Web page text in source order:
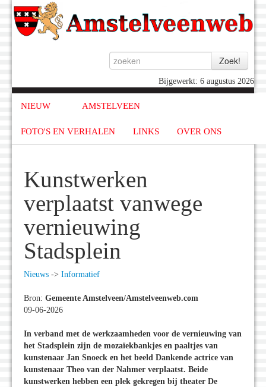
Bijgewerkt: 6 augustus 2026
NIEUW AMSTELVEEN
FOTO'S EN VERHALEN LINKS OVER ONS
Kunstwerken
verplaatst vanwege
vernieuwing
Stadsplein
Nieuws -> Informatief
Bron: Gemeente Amstelveen/Amstelveenweb.com
09-06-2026
In verband met de werkzaamheden voor de vernieuwing van
het Stadsplein zijn de mozaïekbankjes en paaltjes van
kunstenaar Jan Snoeck en het beeld Dankende actrice van
kunstenaar Theo van der Nahmer verplaatst. Beide
kunstwerken hebben een plek gekregen bij theater De